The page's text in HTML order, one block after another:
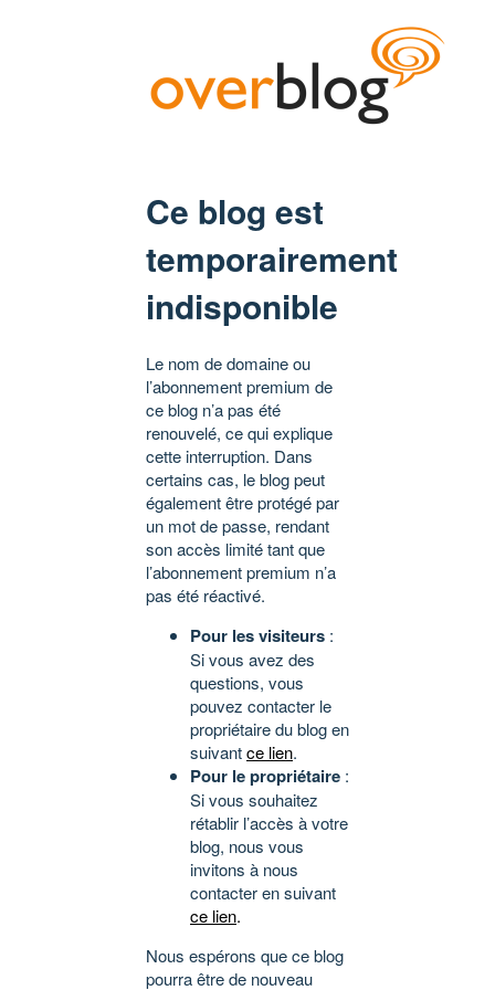
Ce blog est
temporairement
indisponible
Le nom de domaine ou
l’abonnement premium de
ce blog n’a pas été
renouvelé, ce qui explique
cette interruption. Dans
certains cas, le blog peut
également être protégé par
un mot de passe, rendant
son accès limité tant que
l’abonnement premium n’a
pas été réactivé.
Pour les visiteurs :
Si vous avez des
questions, vous
pouvez contacter le
propriétaire du blog en
suivantce lien.
Pour le propriétaire :
Si vous souhaitez
rétablir l’accès à votre
blog, nous vous
invitons à nous
contacter en suivant
ce lien.
Nous espérons que ce blog
pourra être de nouveau